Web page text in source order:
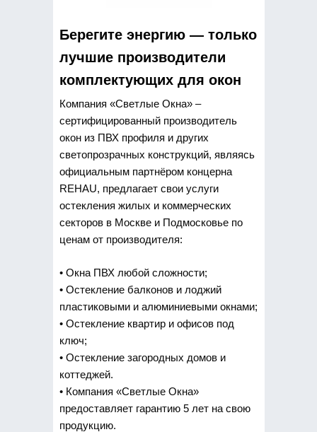
Берегите энергию — только
лучшие производители
комплектующих для окон
Компания «Светлые Окна» –
сертифицированный производитель
окон из ПВХ профиля и других
светопрозрачных конструкций, являясь
официальным партнёром концерна
REHAU, предлагает свои услуги
остекления жилых и коммерческих
секторов в Москве и Подмосковье по
ценам от производителя:
• Окна ПВХ любой сложности;
• Остекление балконов и лоджий
пластиковыми и алюминиевыми окнами;
• Остекление квартир и офисов под
ключ;
• Остекление загородных домов и
коттеджей.
• Компания «Светлые Окна»
предоставляет гарантию 5 лет на свою
продукцию.